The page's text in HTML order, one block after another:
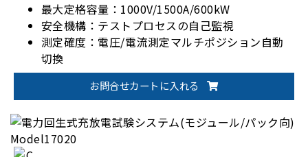
最大定格容量：1000V/1500A/600kW
安全機構：テストプロセスの自己監視
測定確度：電圧/電流測定マルチポジション自動
切換
拡張性：BMS、データコントローラ、チャンバー
等システム統合可能
お問合せカートに入れる